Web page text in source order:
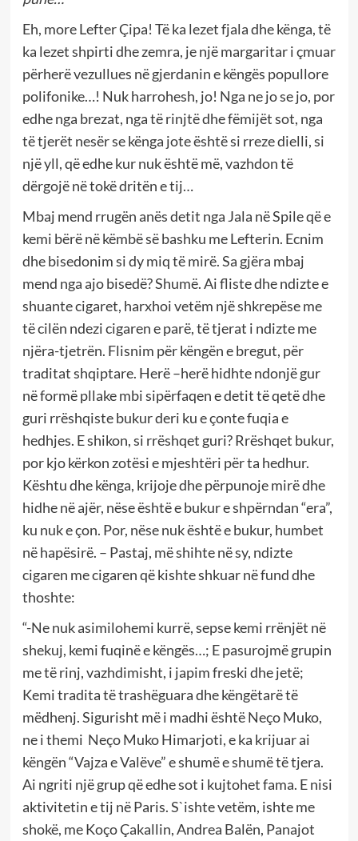
Eh, more Lefter Çipa! Të ka lezet fjala dhe kënga, të
ka lezet shpirti dhe zemra, je një margaritar i çmuar
përherë vezullues në gjerdanin e këngës popullore
polifonike…! Nuk harrohesh, jo! Nga ne jo se jo, por
edhe nga brezat, nga të rinjtë dhe fëmijët sot, nga
të tjerët nesër se kënga jote është si rreze dielli, si
një yll, që edhe kur nuk është më, vazhdon të
dërgojë në tokë dritën e tij…
Mbaj mend rrugën anës detit nga Jala në Spile që e
kemi bërë në këmbë së bashku me Lefterin. Ecnim
dhe bisedonim si dy miq të mirë. Sa gjëra mbaj
mend nga ajo bisedë? Shumë. Ai fliste dhe ndizte e
shuante cigaret, harxhoi vetëm një shkrepëse me
të cilën ndezi cigaren e parë, të tjerat i ndizte me
njëra-tjetrën. Flisnim për këngën e bregut, për
traditat shqiptare. Herë –herë hidhte ndonjë gur
në formë pllake mbi sipërfaqen e detit të qetë dhe
guri rrëshqiste bukur deri ku e çonte fuqia e
hedhjes. E shikon, si rrëshqet guri? Rrëshqet bukur,
por kjo kërkon zotësi e mjeshtëri për ta hedhur.
Kështu dhe kënga, krijoje dhe përpunoje mirë dhe
hidhe në ajër, nëse është e bukur e shpërndan “era”,
ku nuk e çon. Por, nëse nuk është e bukur, humbet
në hapësirë. – Pastaj, më shihte në sy, ndizte
cigaren me cigaren që kishte shkuar në fund dhe
thoshte:
“-Ne nuk asimilohemi kurrë, sepse kemi rrënjët në
shekuj, kemi fuqinë e këngës…; E pasurojmë grupin
me të rinj, vazhdimisht, i japim freski dhe jetë;
Kemi tradita të trashëguara dhe këngëtarë të
mëdhenj. Sigurisht më i madhi është Neço Muko,
ne i themi Neço Muko Himarjoti, e ka krijuar ai
këngën “Vajza e Valëve” e shumë e shumë të tjera.
Ai ngriti një grup që edhe sot i kujtohet fama. E nisi
aktivitetin e tij në Paris. S`ishte vetëm, ishte me
shokë, me Koço Çakallin, Andrea Balën, Panajot